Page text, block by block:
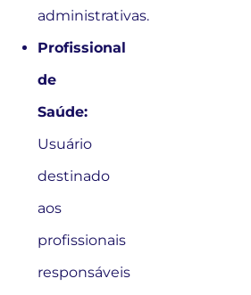
administrativas.
Profissional
de
Saúde:
Usuário
destinado
aos
profissionais
responsáveis